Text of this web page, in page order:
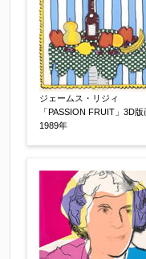
その他
他社様の査定価格
会社名：
査定額：
※他社様からご提
らお知らせくだ
し上げます。
ジェームス・リジィ
「PASSION FRUIT」3D版
1989年